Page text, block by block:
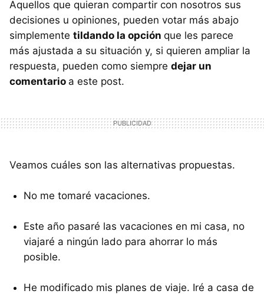
Aquellos que quieran compartir con nosotros sus
decisiones u opiniones, pueden votar más abajo
simplemente tildando la opción que les parece
más ajustada a su situación y, si quieren ampliar la
respuesta, pueden como siempre dejar un
comentario a este post.
Veamos cuáles son las alternativas propuestas.
No me tomaré vacaciones.
Este año pasaré las vacaciones en mi casa, no
viajaré a ningún lado para ahorrar lo más
posible.
He modificado mis planes de viaje. Iré a casa de